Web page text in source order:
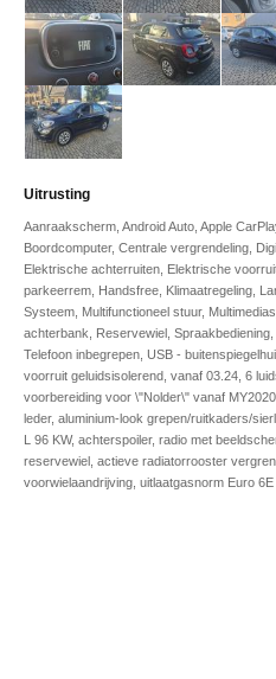
Uitrusting
Aanraakscherm, Android Auto, Apple
Boordcomputer, Centrale vergrendeling,
Elektrische achterruiten, Elektrische
parkeerrem, Handsfree, Klimaatregeling,
Systeem, Multifunctioneel stuur,
achterbank, Reservewiel,
Telefoon inbegrepen, USB -
voorruit geluidsisolerend, vanaf 03.24, 6
voorbereiding voor \"Nolder\" vanaf
leder, aluminium-look grepen/ruitkaders/
L 96 KW, achterspoiler, radio met
reservewiel, actieve radiatorrooster
voorwielaandrijving, uitlaatgasnorm Euro 6E